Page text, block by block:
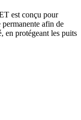
est conçu pour
permanente afin de
, en protégeant les puits